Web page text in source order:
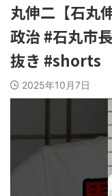
丸伸二【石丸
政治 #石丸市
抜き #shorts
2025年10月7日